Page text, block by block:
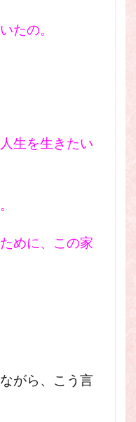
たの。
生を生きたい
めに、この家
がら、こう言